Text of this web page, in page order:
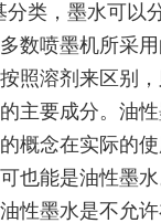
分类，墨水可
数喷墨机所采
照溶剂来区别
主要成分。油
概念在实际的
也能是油性墨
性墨水是不允